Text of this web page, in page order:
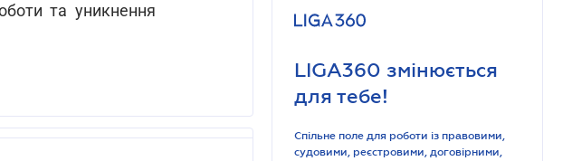
та уникнення
LIGA360 змінюється
для тебе!
Спільне поле для роботи із правовими,
судовими, реєстровими, договірними,